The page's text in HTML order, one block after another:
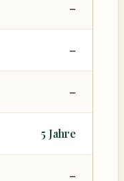
–
–
–
5 Jahre
–